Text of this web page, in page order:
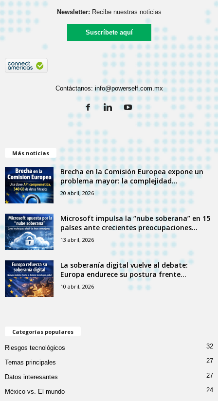
Newsletter: Recibe nuestras noticias
Suscríbete aquí
Contáctanos: info@powerself.com.mx
Más noticias
Brecha en la Comisión Europea expone un
problema mayor: la complejidad...
20 abril, 2026
Microsoft impulsa la “nube soberana” en 15
países ante crecientes preocupaciones...
13 abril, 2026
La soberanía digital vuelve al debate:
Europa endurece su postura frente...
10 abril, 2026
Categorías populares
Riesgos tecnológicos 32
Temas principales 27
Datos interesantes 27
México vs. El mundo 24